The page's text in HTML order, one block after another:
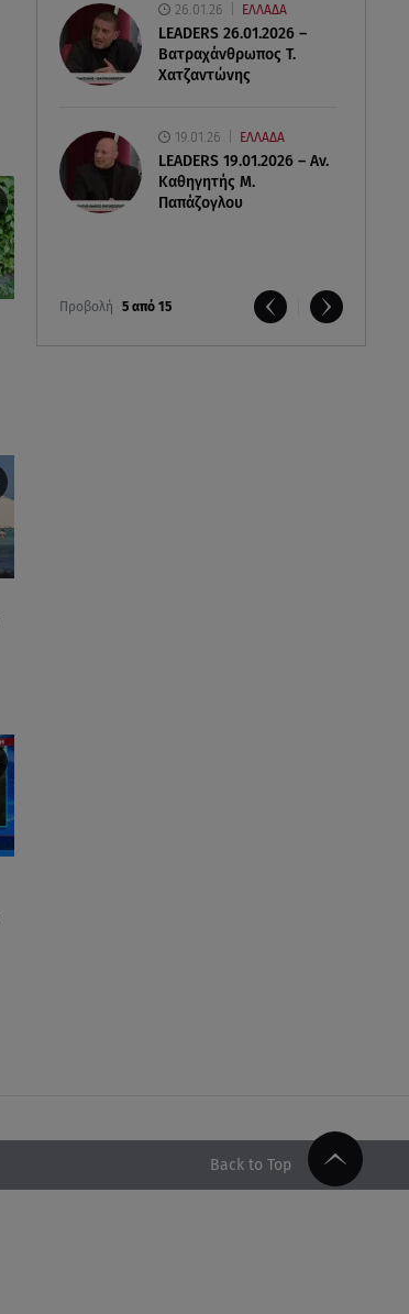
26.01.26 ΕΛΛΑΔΑ
LEADERS 26.01.2026 –
Βατραχάνθρωπος Τ.
Χατζαντώνης
19.01.26 ΕΛΛΑΔΑ
LEADERS 19.01.2026 – Αν.
Καθηγητής Μ.
Παπάζογλου
Προβολή 5 από 15
Back to Top